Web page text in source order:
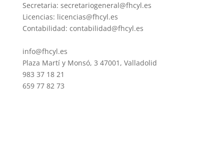
Secretaria: secretariogeneral@fhcyl.es
Licencias: licencias@fhcyl.es
Contabilidad: contabilidad@fhcyl.es
info@fhcyl.es
Plaza Martí y Monsó, 3 47001, Valladolid
983 37 18 21
659 77 82 73